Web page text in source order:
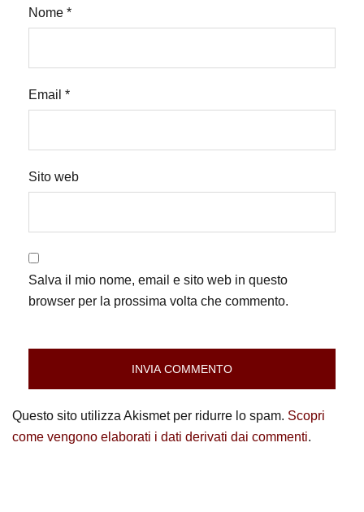
Nome *
Email *
Sito web
Salva il mio nome, email e sito web in questo
browser per la prossima volta che commento.
Questo sito utilizza Akismet per ridurre lo spam. Scopri
come vengono elaborati i dati derivati dai commenti.